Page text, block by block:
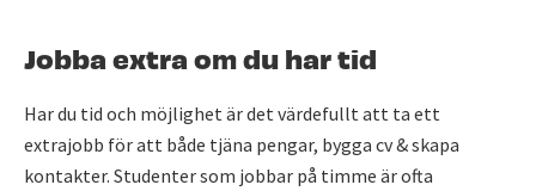
Jobba extra om du har tid
Har du tid och möjlighet är det värdefullt att ta ett
extrajobb för att både tjäna pengar, bygga cv & skapa
kontakter. Studenter som jobbar på timme är ofta